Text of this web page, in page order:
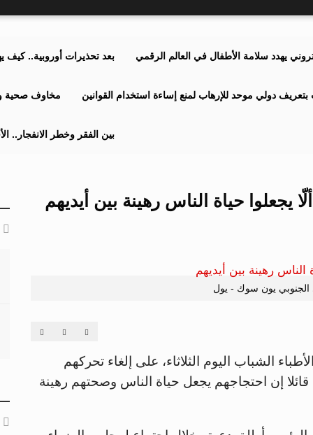
بعد تحذيرات أوروبية.. كيف يهدد يهدد سلامة الأطفال في العالم الرقمي
مخاوف صحية بتعريف دولي موحد للإرهاب لمنع إساءة استخدام القوانين
بين الفقر وخطر الانفجار..
يجعلوا حياة الناس رهينة بين أيديهم
الجنوبي يون سوك - يول
الشباب اليوم الثلاثاء، على إلغاء تحركهم
إن احتجاجهم يجعل حياة الناس وصحتهم رهينة